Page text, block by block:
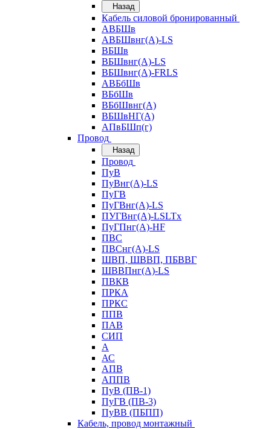
Назад
Кабель силовой бронированный
АВБШв
АВБШвнг(А)-LS
ВБШв
ВБШвнг(А)-LS
ВБШвнг(А)-FRLS
АВБбШв
ВБбШв
ВБбШвнг(А)
ВБШвНГ(А)
АПвБШп(г)
Провод
Назад
Провод
ПуВ
ПуВнг(А)-LS
ПуГВ
ПуГВнг(А)-LS
ПУГВнг(А)-LSLTx
ПуГПнг(А)-HF
ПВС
ПВСнг(А)-LS
ШВП, ШВВП, ПБВВГ
ШВВПнг(А)-LS
ПВКВ
ПРКА
ПРКС
ППВ
ПАВ
СИП
А
АС
АПВ
АППВ
ПуВ (ПВ-1)
ПуГВ (ПВ-3)
ПуВВ (ПБПП)
Кабель, провод монтажный